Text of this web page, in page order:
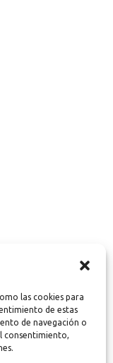
las cookies para
de estas
de navegación o
consentimiento,